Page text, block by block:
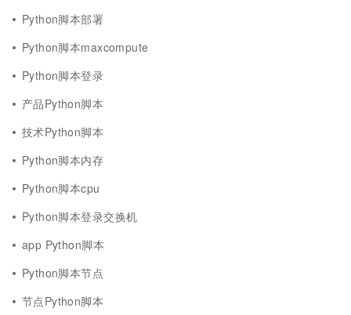
Python脚本部署
Python脚本maxcompute
Python脚本登录
产品Python脚本
技术Python脚本
Python脚本内存
Python脚本cpu
Python脚本登录交换机
app Python脚本
Python脚本节点
节点Python脚本